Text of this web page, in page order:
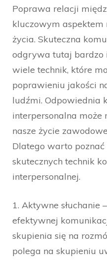
Poprawa relacji
kluczowym aspektem
życia. Skuteczna
odgrywa tutaj bardzo
wiele technik, które
poprawieniu jakości
ludźmi. Odpowiednia
interpersonalna może
nasze życie
Dlatego warto poznać
skutecznych technik
interpersonalnej.
1. Aktywne słuchanie
efektywnej
skupienia się na
polega na skupieniu